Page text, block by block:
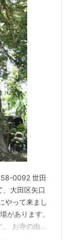
0092 世田
大田区矢口
やって来まし
があります。
お寺の由緒